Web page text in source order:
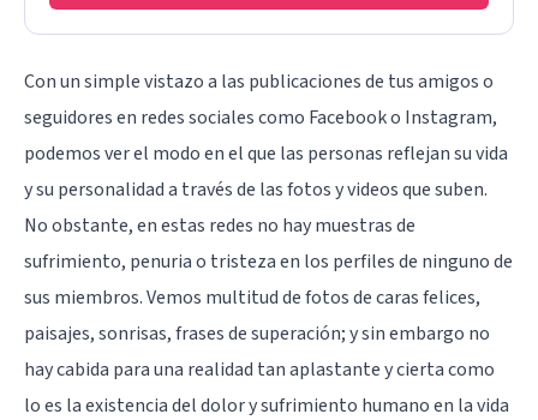
Con un simple vistazo a las publicaciones de tus amigos o
seguidores en redes sociales como Facebook o Instagram,
podemos ver el modo en el que las personas reflejan su vida
y su personalidad a través de las fotos y videos que suben.
No obstante, en estas redes no hay muestras de
sufrimiento, penuria o tristeza en los perfiles de ninguno de
sus miembros. Vemos multitud de fotos de caras felices,
paisajes, sonrisas, frases de superación; y sin embargo no
hay cabida para una realidad tan aplastante y cierta como
lo es la existencia del dolor y sufrimiento humano en la vida